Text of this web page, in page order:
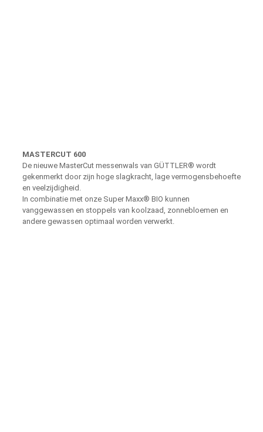
MASTERCUT 600
De nieuwe MasterCut messenwals van GÜTTLER® wordt
gekenmerkt door zijn hoge slagkracht, lage vermogensbehoefte
en veelzijdigheid.
In combinatie met onze Super Maxx® BIO kunnen
vanggewassen en stoppels van koolzaad, zonnebloemen en
andere gewassen optimaal worden verwerkt.